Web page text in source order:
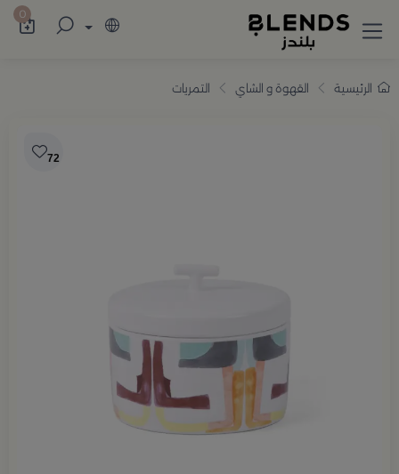
تسوّق من بلندز تشكيلة تضم ترامس القهوة 0
الرئيسية القهوة و الشاي التمريات
72